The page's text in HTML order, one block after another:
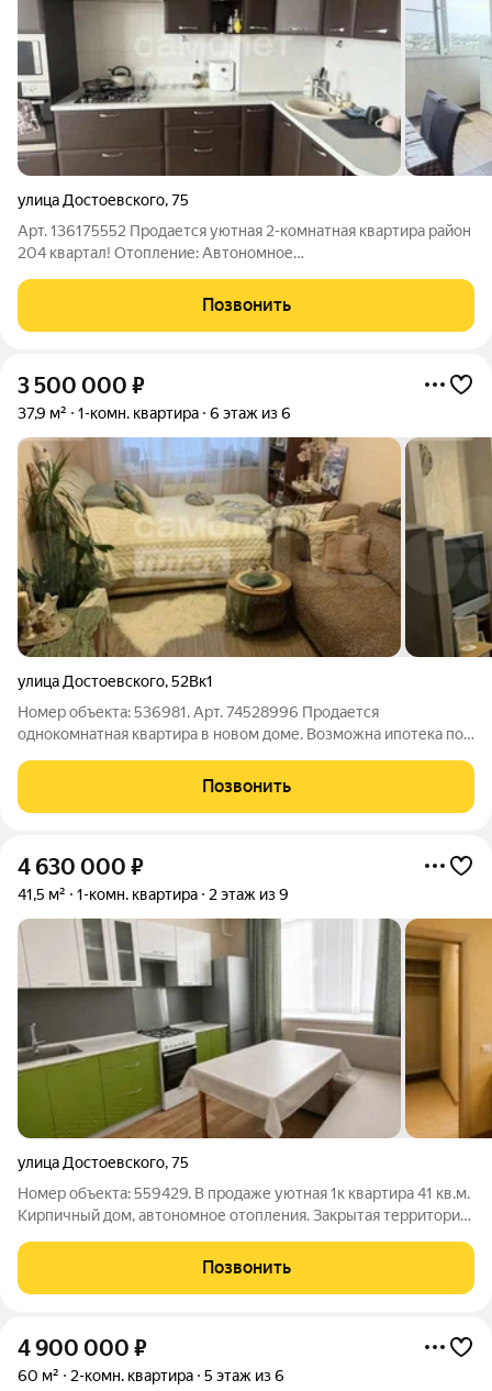
улица Достоевского,75
Арт. 136175552 Продается уютная 2-комнатная квартира район
204 квартал! Отопление: Автономное
комфорта в любое время года. Идеальный вариант для
комфортной жизни или выгодной инвестиции! Основные
Позвонить
3 500 000 ₽
37,9 м² 1-комн. квартира 6 этаж из 6
улица Достоевского,52Вк1
Номер объекта: 536981. Арт. 74528996 Продается
однокомнатная квартира в новом доме. Возможна ипотека под
просторная, очень светлая и теплая. -Совмещенный санузел.
-Кухня с функционалом комнаты. -Мебель
Позвонить
4 630 000 ₽
41,5 м² 1-комн. квартира 2 этаж из 9
улица Достоевского,75
Номер объекта: 559429. В продаже уютная 1к квартира 41 кв.м.
Кирпичный дом, автономное отопления. Закрытая территория.
Хорошая транспортная развязка, рядом центр города. Без
обременений. Вся
Позвонить
4 900 000 ₽
60 м² 2-комн. квартира 5 этаж из 6